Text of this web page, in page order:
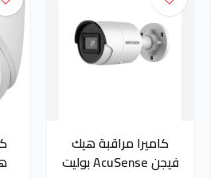
كاميرا مراقبة هيك
فيجن AcuSense بوليت